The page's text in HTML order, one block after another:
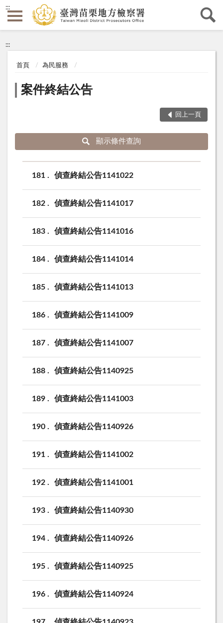
:::
:::
首頁 為民服務
案件終結公告
回上一頁
顯示條件查詢
181 偵查終結公告1141022
182 偵查終結公告1141017
183 偵查終結公告1141016
184 偵查終結公告1141014
185 偵查終結公告1141013
186 偵查終結公告1141009
187 偵查終結公告1141007
188 偵查終結公告1140925
189 偵查終結公告1141003
190 偵查終結公告1140926
191 偵查終結公告1141002
192 偵查終結公告1141001
193 偵查終結公告1140930
194 偵查終結公告1140926
195 偵查終結公告1140925
196 偵查終結公告1140924